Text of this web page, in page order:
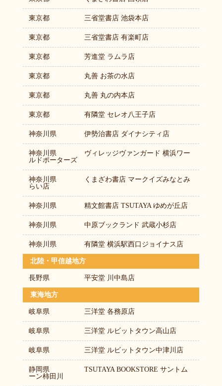
東京都 三省堂書店 池袋本店
東京都 三省堂書店 有楽町店
東京都 芳進堂 ラムラ店
東京都 丸善 お茶の水店
東京都 丸善 丸の内本店
東京都 有隣堂 セレオ八王子店
神奈川県 伊勢治書店 ダイナシティ店
神奈川県
ヴィレッジヴァンガード 横浜ワー
ルドポーターズ
神奈川県
くまざわ書店 マークイズみなとみ
らい店
神奈川県 精文館書店 TSUTAYA ゆめが丘店
神奈川県 中原ブックランド 武蔵小杉店
神奈川県 有隣堂 横浜駅西口ジョイナス店
北陸・甲信越地方
長野県 平安堂 川中島店
東海地方
岐阜県 三洋堂 各務原店
岐阜県 三洋堂 ルビットタウン高山店
岐阜県 三洋堂 ルビットタウン中津川店
静岡県
TSUTAYA BOOKSTORE サントム
ーン柿田川